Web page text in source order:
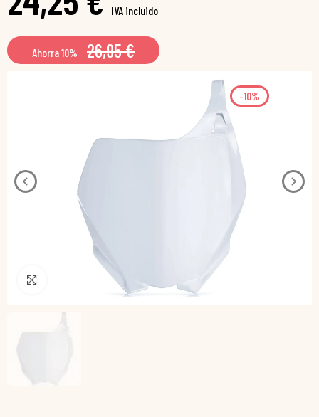
IVA incluido
Ahorra 10% 26,95 €
-10%
Pincha para agrandar